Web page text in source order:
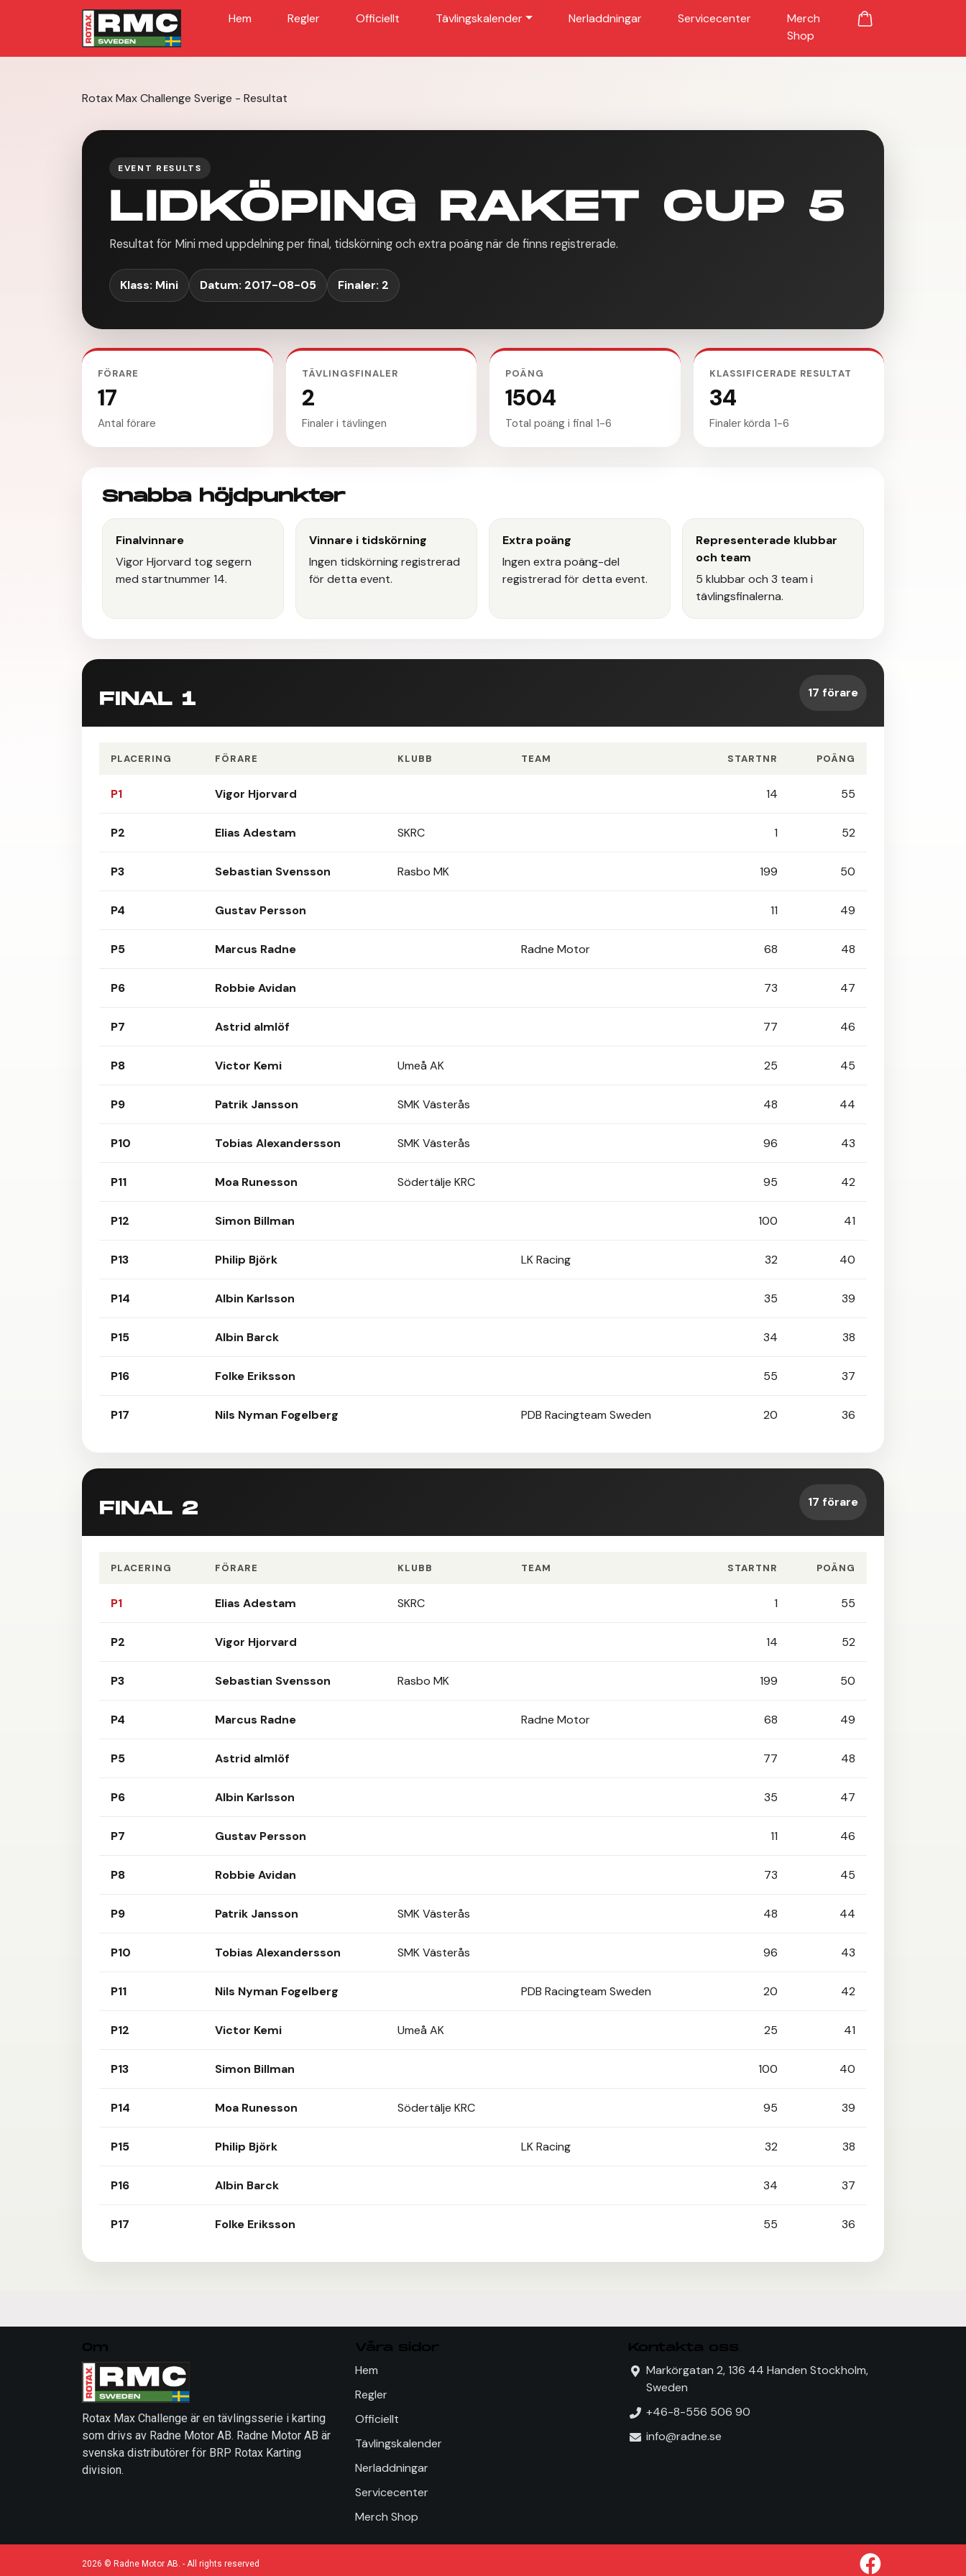
Hem Regler Officiellt Tävlingskalender Nerladdningar Servicecenter
Merch
Shop
Rotax Max Challenge Sverige - Resultat
EVENT RESULTS
LIDKÖPING RAKET CUP 5
Resultat för Mini med uppdelning per final, tidskörning och extra poäng när de finns registrerade.
Klass: Mini Datum: 2017-08-05 Finaler: 2
FÖRARE
17
Antal förare
TÄVLINGSFINALER
2
Finaler i tävlingen
POÄNG
1504
Total poäng i final 1-6
KLASSIFICERADE RESULTAT
34
Finaler körda 1-6
Snabba höjdpunkter
Finalvinnare
Vigor Hjorvard tog segern
med startnummer 14.
Vinnare i tidskörning
Ingen tidskörning registrerad
för detta event.
Extra poäng
Ingen extra poäng-del
registrerad för detta event.
Representerade klubbar
och team
5 klubbar och 3 team i
tävlingsfinalerna.
FINAL 1 17 förare
PLACERING FÖRARE KLUBB TEAM STARTNR POÄNG
P1 Vigor Hjorvard 14 55
P2 Elias Adestam SKRC 1 52
P3 Sebastian Svensson Rasbo MK 199 50
P4 Gustav Persson 11 49
P5 Marcus Radne Radne Motor 68 48
P6 Robbie Avidan 73 47
P7 Astrid almlöf 77 46
P8 Victor Kemi Umeå AK 25 45
P9 Patrik Jansson SMK Västerås 48 44
P10 Tobias Alexandersson SMK Västerås 96 43
P11 Moa Runesson Södertälje KRC 95 42
P12 Simon Billman 100 41
P13 Philip Björk LK Racing 32 40
P14 Albin Karlsson 35 39
P15 Albin Barck 34 38
P16 Folke Eriksson 55 37
P17 Nils Nyman Fogelberg PDB Racingteam Sweden 20 36
FINAL 2 17 förare
PLACERING FÖRARE KLUBB TEAM STARTNR POÄNG
P1 Elias Adestam SKRC 1 55
P2 Vigor Hjorvard 14 52
P3 Sebastian Svensson Rasbo MK 199 50
P4 Marcus Radne Radne Motor 68 49
P5 Astrid almlöf 77 48
P6 Albin Karlsson 35 47
P7 Gustav Persson 11 46
P8 Robbie Avidan 73 45
P9 Patrik Jansson SMK Västerås 48 44
P10 Tobias Alexandersson SMK Västerås 96 43
P11 Nils Nyman Fogelberg PDB Racingteam Sweden 20 42
P12 Victor Kemi Umeå AK 25 41
P13 Simon Billman 100 40
P14 Moa Runesson Södertälje KRC 95 39
P15 Philip Björk LK Racing 32 38
P16 Albin Barck 34 37
P17 Folke Eriksson 55 36
Om
Rotax Max Challenge är en tävlingsserie i karting
som drivs av Radne Motor AB. Radne Motor AB är
svenska distributörer för BRP Rotax Karting
division.
Våra sidor
Hem
Regler
Officiellt
Tävlingskalender
Nerladdningar
Servicecenter
Merch Shop
Kontakta oss
Markörgatan 2, 136 44 Handen Stockholm,
Sweden
+46-8-556 506 90
info@radne.se
2026 © Radne Motor AB. - All rights reserved